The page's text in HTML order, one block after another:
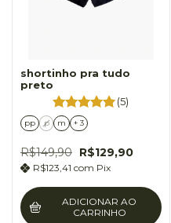
shortinho pra tudo
preto
(5)
pp p m + 3
R$149,90 R$129,90
R$123,41 com Pix
ADICIONAR AO
CARRINHO